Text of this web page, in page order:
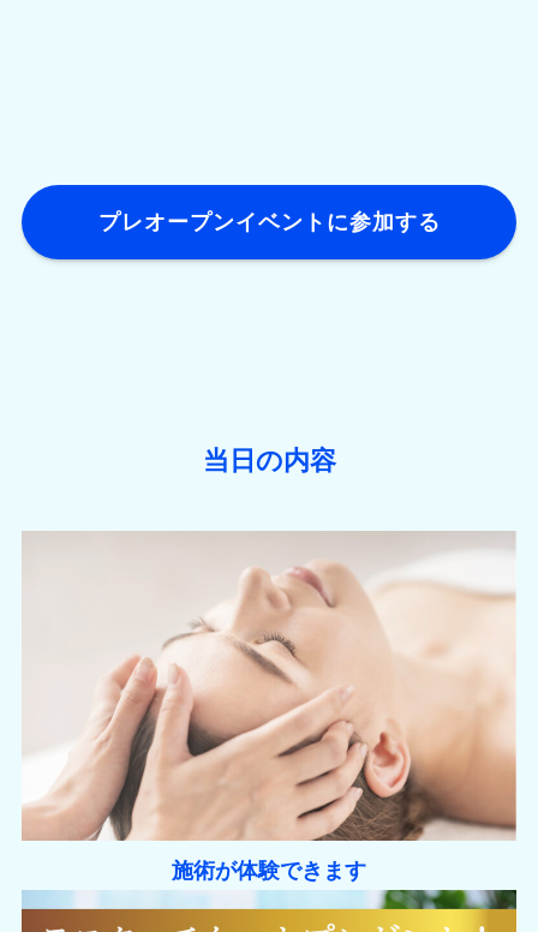
プレオープンイベントに参加する
当日の内容
施術が体験できます